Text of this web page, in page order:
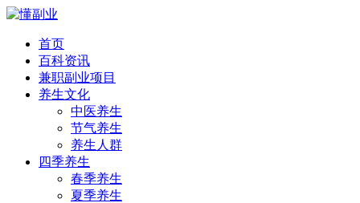
首页
百科资讯
兼职副业项目
养生文化
中医养生
节气养生
养生人群
四季养生
春季养生
夏季养生